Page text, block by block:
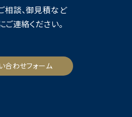
相談、御見積など
ご連絡ください。
合わせフォーム